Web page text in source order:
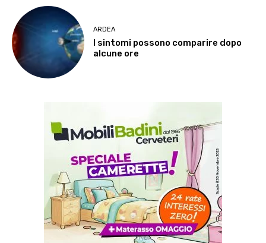
ARDEA
I sintomi possono comparire dopo
alcune ore